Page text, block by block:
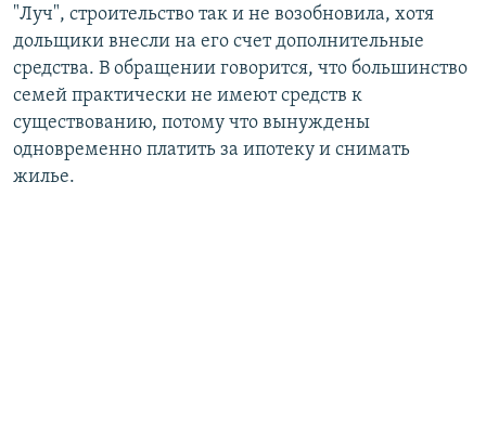
"Луч", строительство так и не возобновила, хотя
дольщики внесли на его счет дополнительные
средства. В обращении говорится, что большинство
семей практически не имеют средств к
существованию, потому что вынуждены
одновременно платить за ипотеку и снимать
жилье.